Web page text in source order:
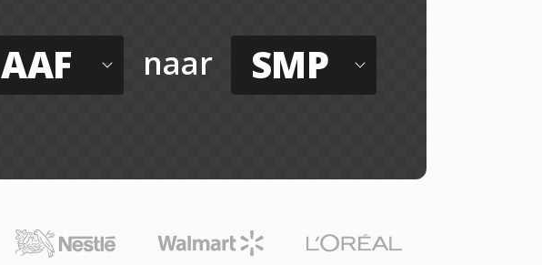
AAF naar SMP